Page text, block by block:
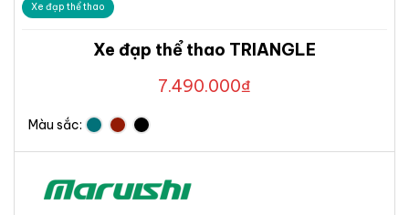
Xe đạp thể thao
Xe đạp thể thao TRIANGLE
7.490.000₫
Màu sắc: